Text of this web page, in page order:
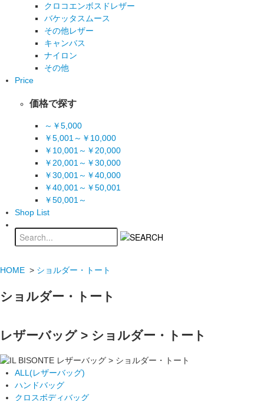
クロコエンボスドレザー
バケッタスムース
その他レザー
キャンバス
ナイロン
その他
Price
価格で探す
～￥5,000
￥5,001～￥10,000
￥10,001～￥20,000
￥20,001～￥30,000
￥30,001～￥40,000
￥40,001～￥50,001
￥50,001～
Shop List
HOME > ショルダー・トート
ショルダー・トート
レザーバッグ > ショルダー・トート
ALL(レザーバッグ)
ハンドバッグ
クロスボディバッグ